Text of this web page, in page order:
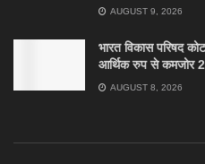
AUGUST 9, 2026
भारत विकास परिषद
आर्थिक रुप से कमजोर
AUGUST 8, 2026